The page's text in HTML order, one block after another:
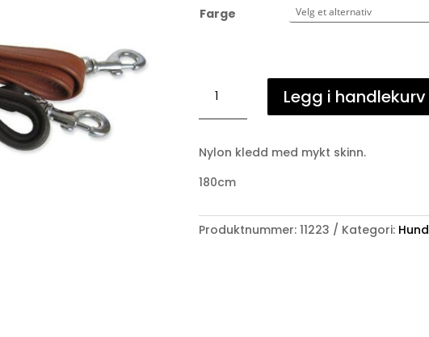
Farge
koppel.
antall
Legg i handlekurv
Nylon kledd med mykt skinn.
180cm
Produktnummer: 11223 Kategori: Hund